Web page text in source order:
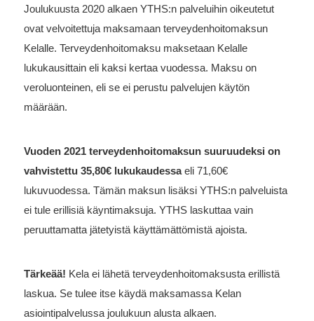
Joulukuusta 2020 alkaen YTHS:n palveluihin oikeutetut
ovat velvoitettuja maksamaan terveydenhoitomaksun
Kelalle. Terveydenhoitomaksu maksetaan Kelalle
lukukausittain eli kaksi kertaa vuodessa. Maksu on
veroluonteinen, eli se ei perustu palvelujen käytön
määrään.
Vuoden 2021 terveydenhoitomaksun suuruudeksi on
vahvistettu 35,80€ lukukaudessaeli 71,60€
lukuvuodessa. Tämän maksun lisäksi YTHS:n palveluista
ei tule erillisiä käyntimaksuja. YTHS laskuttaa vain
peruuttamatta jätetyistä käyttämättömistä ajoista.
Tärkeää! Kela ei lähetä terveydenhoitomaksusta erillistä
laskua. Se tulee itse käydä maksamassa Kelan
asiointipalvelussa joulukuun alusta alkaen.